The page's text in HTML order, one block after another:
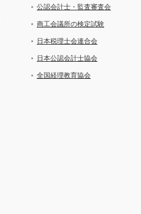
公認会計士・監査審査会
商工会議所の検定試験
日本税理士会連合会
日本公認会計士協会
全国経理教育協会